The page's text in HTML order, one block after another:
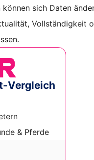
sich Daten
Vollständigkeit
Vergleich
& Pferde